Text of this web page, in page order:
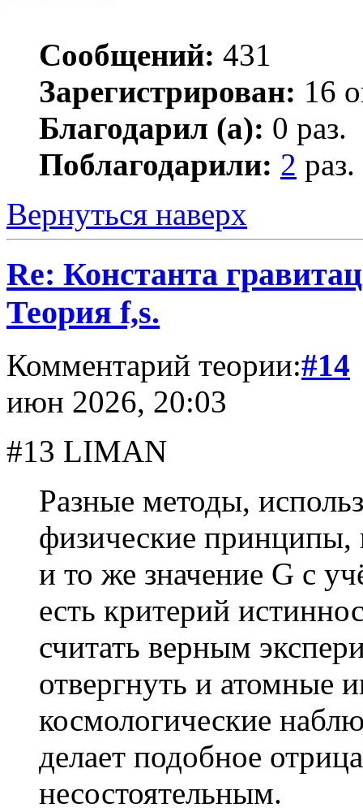
Сообщений: 431
Зарегистрирован: 16
Благодарил (а): 0 раз.
Поблагодарили: 2 раз.
Вернуться наверх
Re: Константа
Теория f,s.
Комментарий теории:#14
июн 2026, 20:03
#13 LIMAN
Разные методы,
физические принципы,
и то же значение G с
есть критерий
считать верным
отвергнуть и атомные
космологические
делает подобное
несостоятельным.